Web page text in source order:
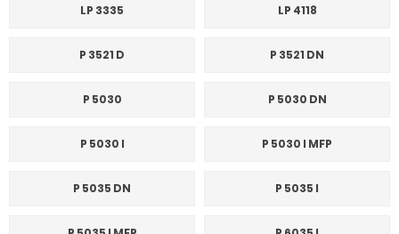
LP 3335 LP 4118
P 3521 D P 3521 DN
P 5030 P 5030 DN
P 5030 I P 5030 I MFP
P 5035 DN P 5035 I